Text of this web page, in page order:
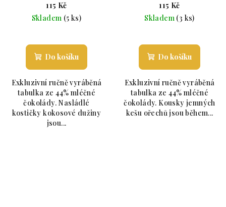
115 Kč
Skladem (5 ks)
Do košíku
Exkluzivní ručně vyráběná
tabulka ze 44% mléčné
čokolády. Nasládlé
kostičky kokosové dužiny
jsou...
115 Kč
Skladem (3 ks)
Do košíku
Exkluzivní ručně vyráběná
tabulka ze 44% mléčné
čokolády. Kousky jemných
kešu ořechů jsou během...